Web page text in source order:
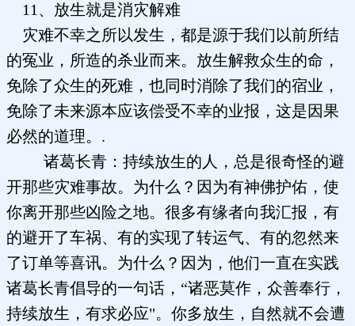
11、放生就是消灾解难
灾难不幸之所以发生，都是源于我们以前所结
的冤业，所造的杀业而来。放生解救众生的命，
免除了众生的死难，也同时消除了我们的宿业，
免除了未来源本应该偿受不幸的业报，这是因果
必然的道理。.
诸葛长青：持续放生的人，总是很奇怪的避
开那些灾难事故。为什么？因为有神佛护佑，使
你离开那些凶险之地。很多有缘者向我汇报，有
的避开了车祸、有的实现了转运气、有的忽然来
了订单等喜讯。为什么？因为，他们一直在实践
诸葛长青倡导的一句话，“诸恶莫作，众善奉行，
持续放生，有求必应"。你多放生，自然就不会遭